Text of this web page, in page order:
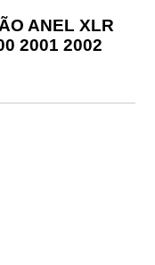
ANEL XLR
2001 2002